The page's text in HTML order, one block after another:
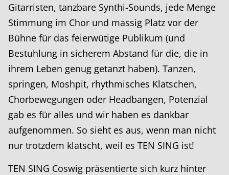
Gitarristen, tanzbare Synthi-Sounds, jede Menge
Stimmung im Chor und massig Platz vor der
Bühne für das feierwütige Publikum (und
Bestuhlung in sicherem Abstand für die, die in
ihrem Leben genug getanzt haben). Tanzen,
springen, Moshpit, rhythmisches Klatschen,
Chorbewegungen oder Headbangen, Potenzial
gab es für alles und wir haben es dankbar
aufgenommen. So sieht es aus, wenn man nicht
nur trotzdem klatscht, weil es TEN SING ist!
TEN SING Coswig präsentierte sich kurz hinter